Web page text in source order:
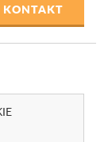
KONTAKT